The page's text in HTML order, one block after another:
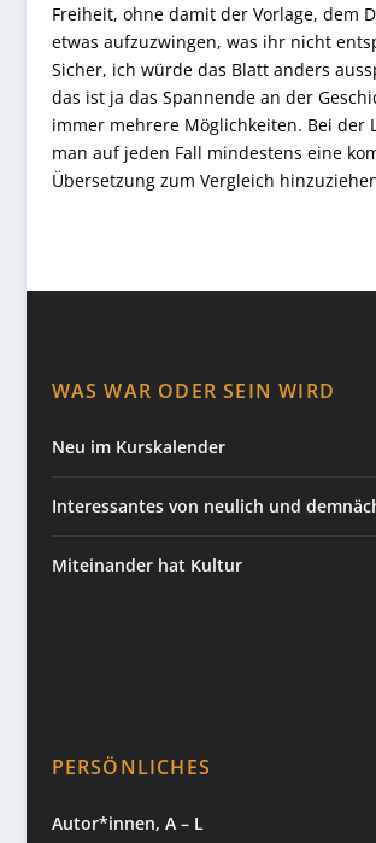
Freiheit, ohne damit der Vorlage, dem
etwas aufzuzwingen, was ihr nicht
Sicher, ich würde das Blatt anders
das ist ja das Spannende an der
immer mehrere Möglichkeiten. Bei der
man auf jeden Fall mindestens eine
Übersetzung zum Vergleich
WAS WAR ODER SEIN WIRD
Neu im Kurskalender
Interessantes von neulich und
Miteinander hat Kultur
PERSÖNLICHES
Autor*innen, A – L